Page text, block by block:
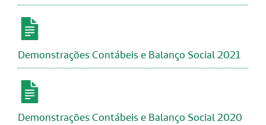
Demonstrações Contábeis e Balanço Social 2021
Demonstrações Contábeis e Balanço Social 2020